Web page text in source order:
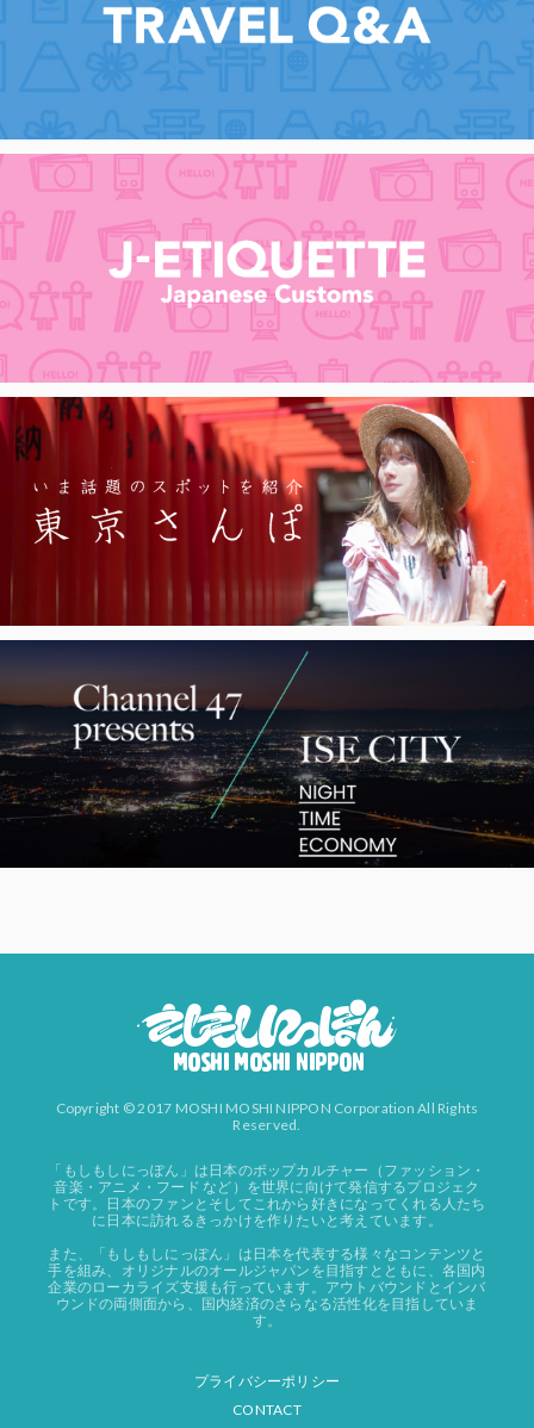
Copyright © 2017 MOSHI MOSHI NIPPON Corporation All Rights
Reserved.
「もしもしにっぽん」は日本のポップカルチャー（ファッション・
音楽・アニメ・フード など）を世界に向けて発信するプロジェク
トです。日本のファンとそしてこれから好きになってくれる人たち
に日本に訪れるきっかけを作りたいと考えています。
また、「もしもしにっぽん」は日本を代表する様々なコンテンツと
手を組み、オリジナルのオールジャパンを目指すとともに、各国内
企業のローカライズ支援も行っています。アウトバウンドとインバ
ウンドの両側面から、国内経済のさらなる活性化を目指していま
す。
プライバシーポリシー
CONTACT